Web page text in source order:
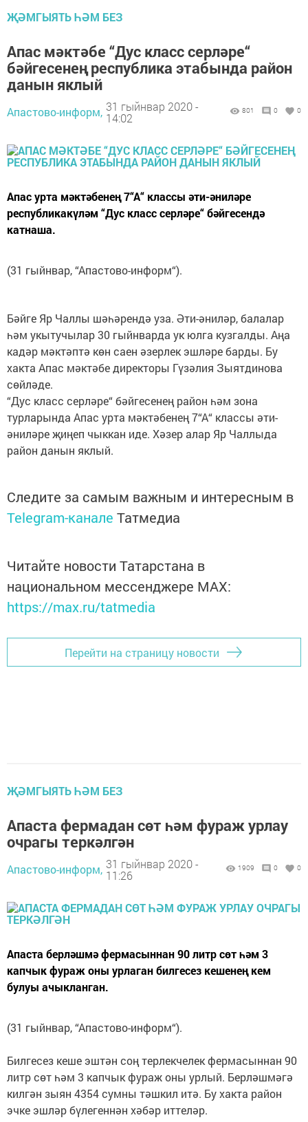
ҖӘМГЫЯТЬ ҺӘМ БЕЗ
Апас мәктәбе “Дус класс серләре“
бәйгесенең республика этабында район
данын яклый
Апастово-информ, 31 гыйнвар 2020 -
14:02
801 0 0
Апас урта мәктәбенең 7“А“ классы әти-әниләре
республикакүләм “Дус класс серләре“ бәйгесендә
катнаша.
(31 гыйнвар, “Апастово-информ“).
Бәйге Яр Чаллы шәһәрендә уза. Әти-әниләр, балалар
һәм укытучылар 30 гыйнварда ук юлга кузгалды. Аңа
кадәр мәктәптә көн саен әзерлек эшләре барды. Бу
хакта Апас мәктәбе директоры Гүзәлия Зыятдинова
сөйләде.
“Дус класс серләре“ бәйгесенең район һәм зона
турларында Апас урта мәктәбенең 7“А“ классы әти-
әниләре җиңеп чыккан иде. Хәзер алар Яр Чаллыда
район данын яклый.
Следите за самым важным и интересным в
Telegram-канале Татмедиа
Читайте новости Татарстана в
национальном мессенджере MАХ:
https://max.ru/tatmedia
Перейти на страницу новости
ҖӘМГЫЯТЬ ҺӘМ БЕЗ
Апаста фермадан сөт һәм фураж урлау
очрагы теркәлгән
Апастово-информ, 31 гыйнвар 2020 -
11:26
1909 0 0
Апаста берләшмә фермасыннан 90 литр сөт һәм 3
капчык фураж оны урлаган билгесез кешенең кем
булуы ачыкланган.
(31 гыйнвар, “Апастово-информ“).
Билгесез кеше эштән соң терлекчелек фермасыннан 90
литр сөт һәм 3 капчык фураж оны урлый. Берләшмәгә
килгән зыян 4354 сумны тәшкил итә. Бу хакта район
эчке эшләр бүлегеннән хәбәр иттеләр.